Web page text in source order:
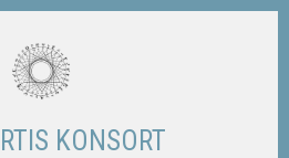
KONSORT